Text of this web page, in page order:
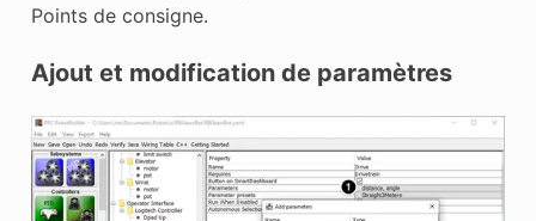
Points de consigne.
Ajout et modification de paramètres